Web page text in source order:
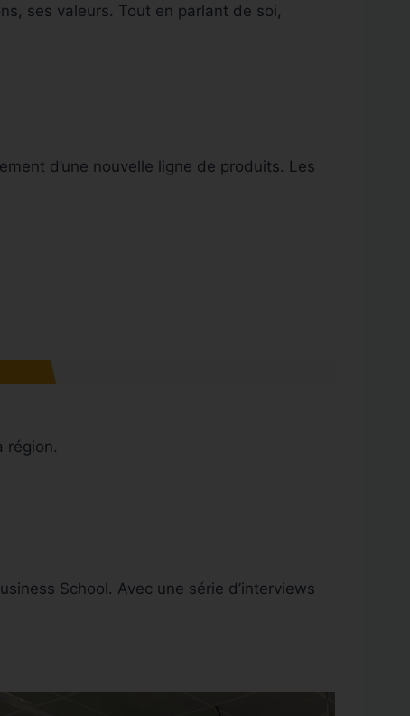
ses valeurs. Tout en parlant de soi,
d’une nouvelle ligne de produits. Les
région.
School. Avec une série d’interviews